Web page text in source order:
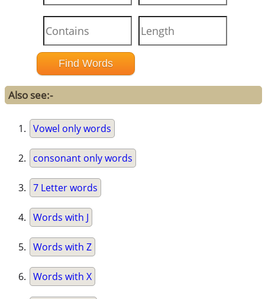
Also see:-
Vowel only words
consonant only words
7 Letter words
Words with J
Words with Z
Words with X